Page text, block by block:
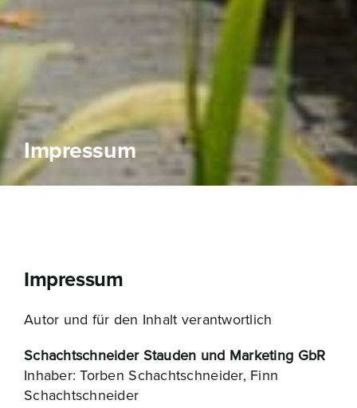
Impressum
Impressum
Autor und für den Inhalt verantwortlich
Schachtschneider Stauden und Marketing GbR
Inhaber: Torben Schachtschneider, Finn
Schachtschneider